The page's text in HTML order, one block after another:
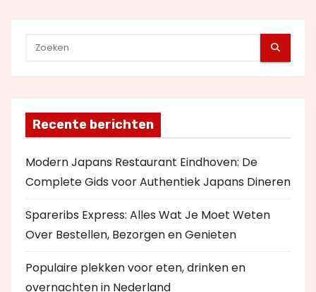
Recente berichten
Modern Japans Restaurant Eindhoven: De
Complete Gids voor Authentiek Japans Dineren
Spareribs Express: Alles Wat Je Moet Weten
Over Bestellen, Bezorgen en Genieten
Populaire plekken voor eten, drinken en
overnachten in Nederland